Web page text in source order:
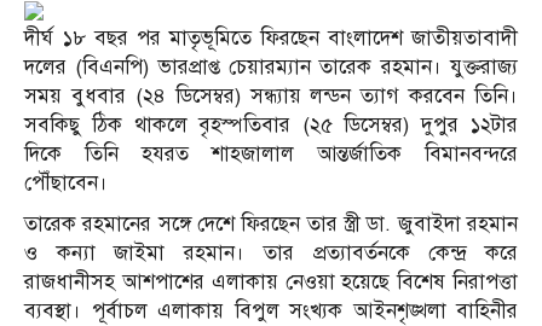
দীর্ঘ ১৮ বছর পর মাতৃভূমিতে ফিরছেন বাংলাদেশ জাতীয়তাবাদী
দলের (বিএনপি) ভারপ্রাপ্ত চেয়ারম্যান তারেক রহমান। যুক্তরাজ্য
সময় বুধবার (২৪ ডিসেম্বর) সন্ধ্যায় লন্ডন ত্যাগ করবেন তিনি।
সবকিছু ঠিক থাকলে বৃহস্পতিবার (২৫ ডিসেম্বর) দুপুর ১২টার
দিকে তিনি হযরত শাহজালাল আন্তর্জাতিক বিমানবন্দরে
পৌঁছাবেন।
তারেক রহমানের সঙ্গে দেশে ফিরছেন তার স্ত্রী ডা. জুবাইদা রহমান
ও কন্যা জাইমা রহমান। তার প্রত্যাবর্তনকে কেন্দ্র করে
রাজধানীসহ আশপাশের এলাকায় নেওয়া হয়েছে বিশেষ নিরাপত্তা
ব্যবস্থা। পূর্বাচল এলাকায় বিপুল সংখ্যক আইনশৃঙ্খলা বাহিনীর